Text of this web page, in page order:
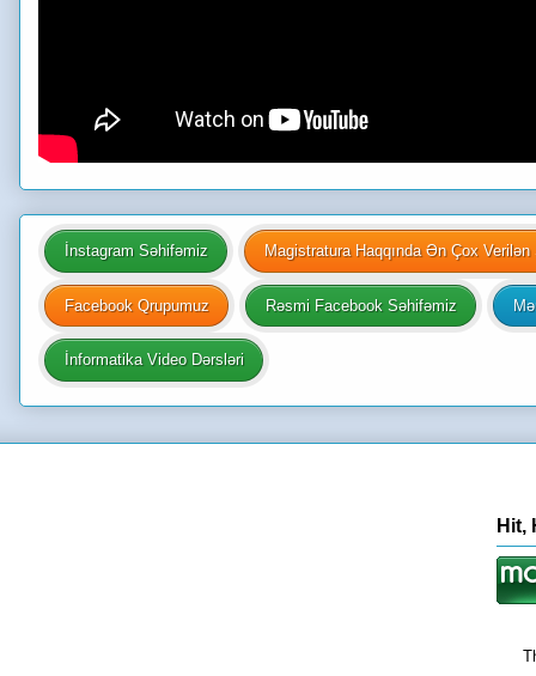
İnstagram Səhifəmiz Magistratura Haqqında Ən Çox Verilən
Facebook Qrupumuz Rəsmi Facebook Səhifəmiz
İnformatika Video Dərsləri
Hit,